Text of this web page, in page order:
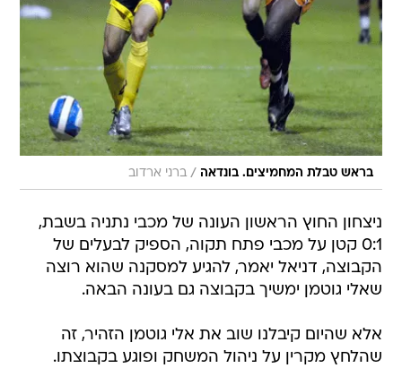
בראש טבלת המחמיצים. בונדאה / ברני ארדוב
ניצחון החוץ הראשון העונה של מכבי נתניה בשבת,
0:1 קטן על מכבי פתח תקוה, הספיק לבעלים של
הקבוצה, דניאל יאמר, להגיע למסקנה שהוא רוצה
שאלי גוטמן ימשיך בקבוצה גם בעונה הבאה.
אלא שהיום קיבלנו שוב את אלי גוטמן הזהיר, זה
שהלחץ מקרין על ניהול המשחק ופוגע בקבוצתו.